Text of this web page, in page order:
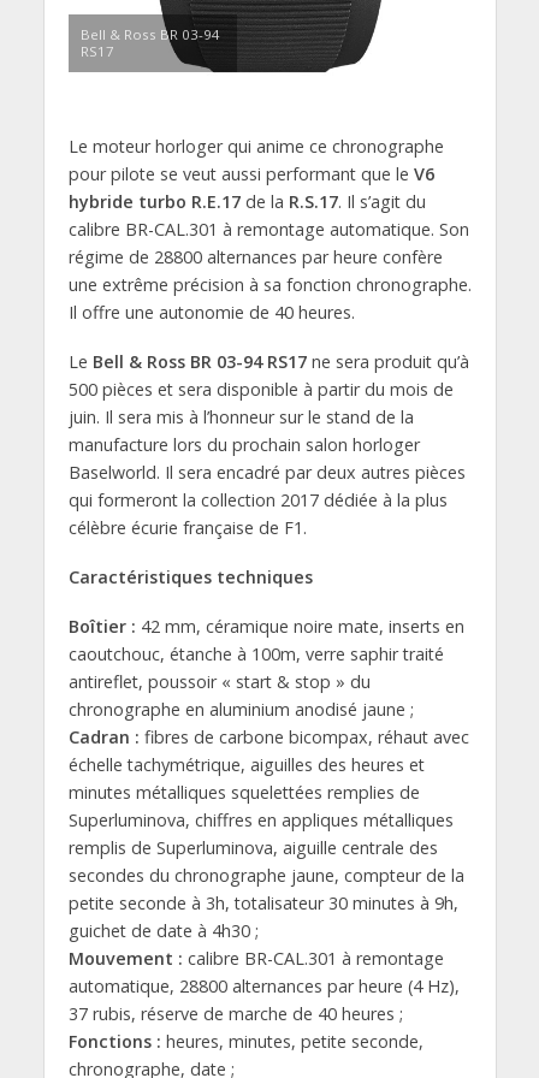
Bell & Ross BR 03-94
RS17
Le moteur horloger qui anime ce chronographe
pour pilote se veut aussi performant que le V6
hybride turbo R.E.17de la R.S.17. Il s’agit du
calibre BR-CAL.301 à remontage automatique. Son
régime de 28800 alternances par heure confère
une extrême précision à sa fonction chronographe.
Il offre une autonomie de 40 heures.
Le Bell & Ross BR 03-94 RS17ne sera produit qu’à
500 pièces et sera disponible à partir du mois de
juin. Il sera mis à l’honneur sur le stand de la
manufacture lors du prochain salon horloger
Baselworld. Il sera encadré par deux autres pièces
qui formeront la collection 2017 dédiée à la plus
célèbre écurie française de F1.
Caractéristiques techniques
Boîtier : 42 mm, céramique noire mate, inserts en
caoutchouc, étanche à 100m, verre saphir traité
antireflet, poussoir « start & stop » du
chronographe en aluminium anodisé jaune ;
Cadran : fibres de carbone bicompax, réhaut avec
échelle tachymétrique, aiguilles des heures et
minutes métalliques squelettées remplies de
Superluminova, chiffres en appliques métalliques
remplis de Superluminova, aiguille centrale des
secondes du chronographe jaune, compteur de la
petite seconde à 3h, totalisateur 30 minutes à 9h,
guichet de date à 4h30 ;
Mouvement : calibre BR-CAL.301 à remontage
automatique, 28800 alternances par heure (4 Hz),
37 rubis, réserve de marche de 40 heures ;
Fonctions : heures, minutes, petite seconde,
chronographe, date ;